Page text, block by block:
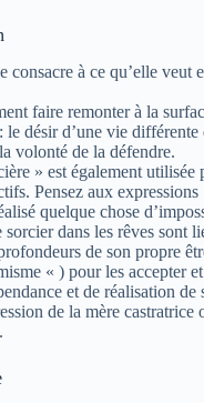
consacre à ce qu’elle
faire remonter à la
le désir d’une vie
volonté de la défendre.
» est également
Pensez aux
quelque chose
dans les rêves sont
de son propre
« ) pour les accepter
et de réalisation de
de la mère